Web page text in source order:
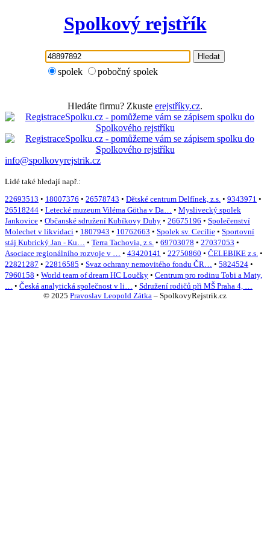
Spolkový rejstřík
Hledat
spolek pobočný spolek
Hledáte firmu? Zkuste erejstříky.cz.
info@spolkovyrejstrik.cz
Lidé také hledají např.:
22693513 • 18007376 • 26578743 • Dětské centrum Delfínek, z.s. • 9343971 •
26518244 • Letecké muzeum Viléma Götha v Da… • Myslivecký spolek
Jankovice • Občanské sdružení Kubíkovy Duby • 26675196 • Společenství
Molechet v likvidaci • 1807943 • 10762663 • Spolek sv. Cecílie • Sportovní
stáj Kubrický Jan - Ku… • Terra Tachovia, z.s. • 69703078 • 27037053 •
Asociace regionálního rozvoje v … • 43420141 • 22750860 • ČELEBIKE z.s. •
22821287 • 22816585 • Svaz ochrany nemovitého fondu ČR… • 5824524 •
7960158 • World team of dream HC Loučky • Centrum pro rodinu Tobi a Maty,
… • Česká analytická společnost v li… • Sdružení rodičů při MŠ Praha 4, …
© 2025 Pravoslav Leopold Zátka – SpolkovyRejstrik.cz